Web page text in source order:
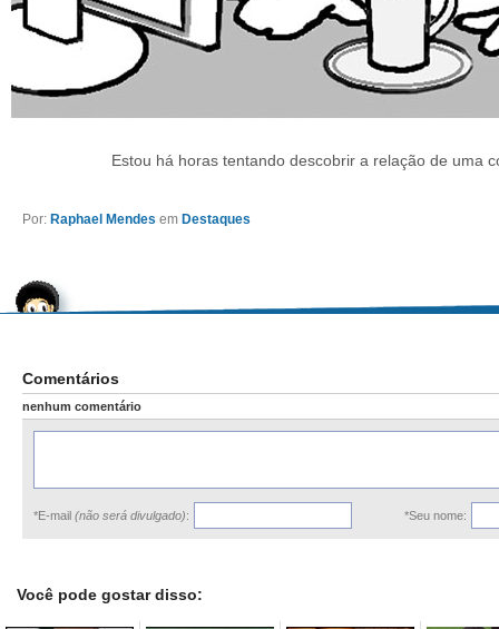
Estou há horas tentando descobrir a relação de uma
Por: Raphael Mendes em Destaques
Comentários
nenhum comentário
*E-mail (não será divulgado): *Seu nome:
Você pode gostar disso: